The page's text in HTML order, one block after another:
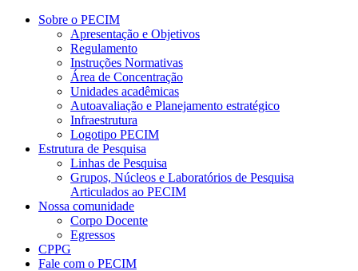
Conteúdo principal Menu principal
Sobre o PECIM
Apresentação e Objetivos
Regulamento
Instruções Normativas
Área de Concentração
Unidades acadêmicas
Autoavaliação e Planejamento estratégico
Infraestrutura
Logotipo PECIM
Estrutura de Pesquisa
Linhas de Pesquisa
Grupos, Núcleos e Laboratórios de Pesquisa
Articulados ao PECIM
Nossa comunidade
Corpo Docente
Egressos
CPPG
Fale com o PECIM